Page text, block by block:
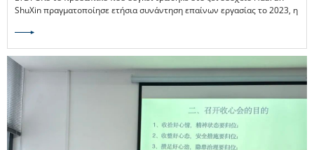
ShuXin πραγματοποίησε ετήσια συνάντηση επαίνων εργασίας το 2023, η